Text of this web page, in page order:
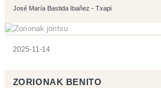
José María Bastida Ibañez - Txapi
2025-11-14
ZORIONAK BENITO